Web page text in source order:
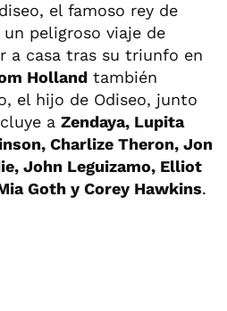
el famoso rey de
peligroso viaje de
a casa tras su triunfo en
Holland también
el hijo de Odiseo, junto
a Zendaya, Lupita
Charlize Theron, Jon
John Leguizamo, Elliot
Goth y Corey Hawkins.